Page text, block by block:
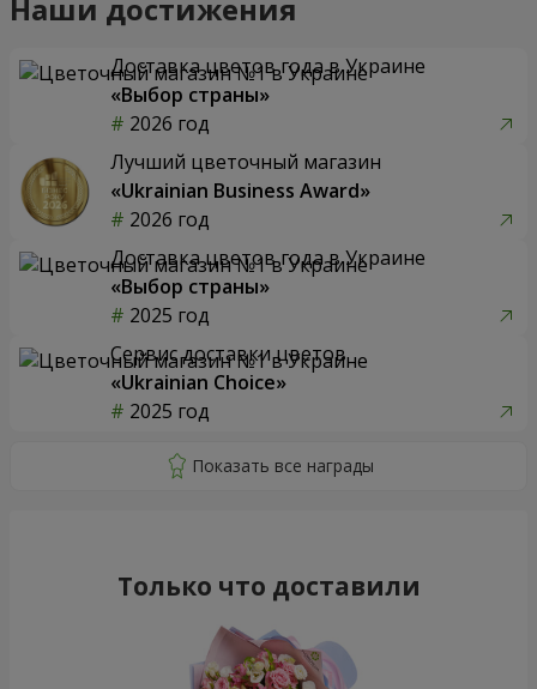
Наши достижения
Доставка цветов года в Украине
«Выбор страны»
2026 год
Лучший цветочный магазин
«Ukrainian Business Award»
2026 год
Доставка цветов года в Украине
«Выбор страны»
2025 год
Сервис доставки цветов
«Ukrainian Choice»
2025 год
Только что доставили